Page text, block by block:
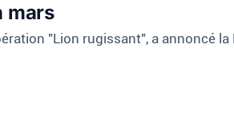
mars
"Lion rugissant", a annoncé la